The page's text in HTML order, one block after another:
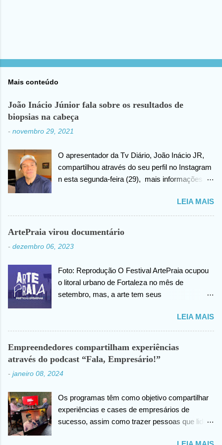
Mais conteúdo
João Inácio Júnior fala sobre os resultados de
biopsias na cabeça
- novembro 29, 2021
O apresentador da Tv Diário, João Inácio JR,
compartilhou através do seu perfil no Instagram
n esta segunda-feira (29), mais informações
cabeça há alguns dias atrás. João confirma que
os resultados foram negativos para câncer de
cabeça, posteriormente ele agradece ao criador
outro momento no vídeo compartilhado na
da sua saúde.
LEIA MAIS
ArtePraia virou documentário
- dezembro 06, 2023
Foto: Reprodução O Festival ArtePraia ocupou
o litoral urbano de Fortaleza no mês de
setembro, mas, a arte tem seus
Nesta quinta-feira (07), o festival vai lançar o
mini documentário “ArtePraia: Poéticas
Efêmeras” - mostrando um pouco da energia
que moveu o Festival, que este ano propôs
nove intervenções artísticas. Durante 3 dias, os
trabalhos extraíram do público os mais
questionamentos, memórias afetivas e novas
visões de como se fazer e vivenciar a arte.
“Estamos muito felizes com o resultado. E uma
LEIA MAIS
Empreendedores compartilham experiências
através do podcast “Fala, Empresário!”
- janeiro 08, 2024
Os programas têm como objetivo compartilhar
experiências e cases de empresários de
sucesso, assim como trazer pessoas que lidem